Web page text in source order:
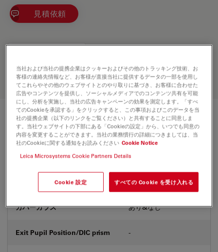
見積依頼
alternatives, and find the best fit for
your needs.
技術仕様
製品番号 11506412
補正環 (CORR) -
カバーガラス あり&なし
Exit Pupil Position/DIC prism -
当社および当社の提携企業はクッキーおよびその他のトラッキング技術、お
客様の連絡先情報など、お客様が直接当社に提供するデータの一部を使用し
てこれらやその他のウェブサイトとのやり取りに基づき、お客様に合わせた
広告やコンテンツを提供し、ソーシャルメディアでのコンテンツ共有を可能
にし、分析を実施し、当社の広告キャンペーンの効果を測定します。「すべ
てのCookieを承認する」をクリックすると、この事項およびこのデータを当
社の提携企業（以下のリンクをご覧ください）と共有することに同意しま
す。当社ウェブサイトの下部にある「Cookieの設定」から、いつでも同意の
内容を変更することができます。当社の業務慣行の詳細につきましては、当
社のCookieに関する通知をお読みください Cookie Notice
Leica Microsystems Cookie Partners Details
Cookie 設定 すべての Cookie を受け入れる